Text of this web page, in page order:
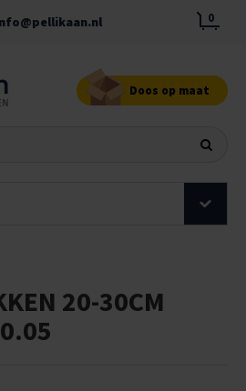
0
Doos op maat
20-30CM